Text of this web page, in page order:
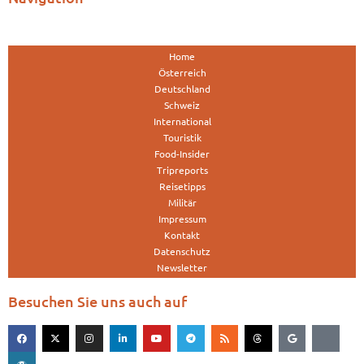
Home
Österreich
Deutschland
Schweiz
International
Touristik
Food-Insider
Tripreports
Reisetipps
Militär
Impressum
Kontakt
Datenschutz
Newsletter
Besuchen Sie uns auch auf